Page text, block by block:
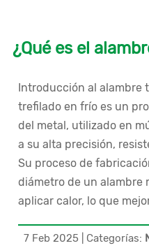
¿Qué es el
Introducción al alambre
trefilado en frío es un
del metal, utilizado en
a su alta precisión,
Su proceso de
diámetro de un alambre
aplicar calor, lo que
7 Feb 2025 Categorías: